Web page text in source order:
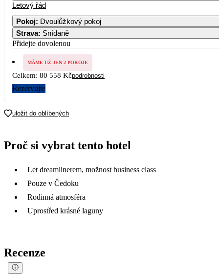
Letový řád
Pokoj: Dvoulůžkový pokoj
Strava: Snídaně
Přidejte dovolenou
MÁME UŽ JEN 2 POKOJE
Celkem: 80 558 Kčpodrobnosti
Rezervujte
uložit do oblíbených
Proč si vybrat tento hotel
Let dreamlinerem, možnost business class
Pouze v Čedoku
Rodinná atmosféra
Uprostřed krásné laguny
Recenze